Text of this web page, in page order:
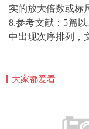
实的放大倍数或标
8.参考文献：5篇
中出现次序排列，
大家都爱看